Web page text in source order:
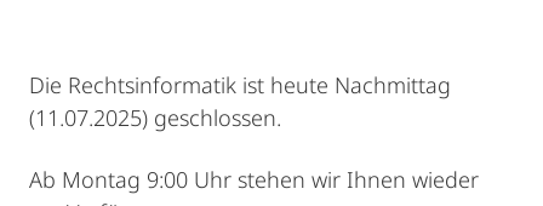
Die Rechtsinformatik ist heute Nachmittag
(11.07.2025) geschlossen.
Ab Montag 9:00 Uhr stehen wir Ihnen wieder